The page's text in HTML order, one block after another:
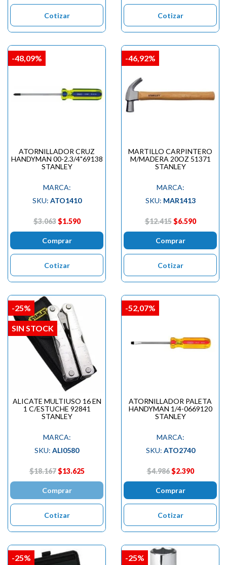
Cotizar Cotizar
ATORNILLADOR CRUZ
HANDYMAN 00-2.3/4"69138
STANLEY
MARCA:
SKU: ATO1410
$3.063 $1.590
Comprar
Cotizar
-48,09%
MARTILLO CARPINTERO
M/MADERA 20OZ 51371
STANLEY
MARCA:
SKU: MAR1413
$12.415 $6.590
Comprar
Cotizar
-46,92%
ALICATE MULTIUSO 16 EN
1 C/ESTUCHE 92841
STANLEY
MARCA:
SKU: ALI0580
$18.167 $13.625
Comprar
Cotizar
-25%
SIN STOCK
ATORNILLADOR PALETA
HANDYMAN 1/4-0669120
STANLEY
MARCA:
SKU: ATO2740
$4.986 $2.390
Comprar
Cotizar
-52,07%
-25% -25%